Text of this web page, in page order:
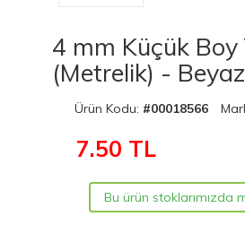
4 mm Küçük Boy
(Metrelik) -
Ürün Kodu: #00018566
7.50 TL
Bu ürün stoklarımızda